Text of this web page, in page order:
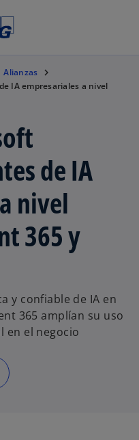
Alianzas
IA empresariales a nivel
de IA
nivel
365 y
y confiable de IA en
365 amplían su uso
en el negocio
e
a